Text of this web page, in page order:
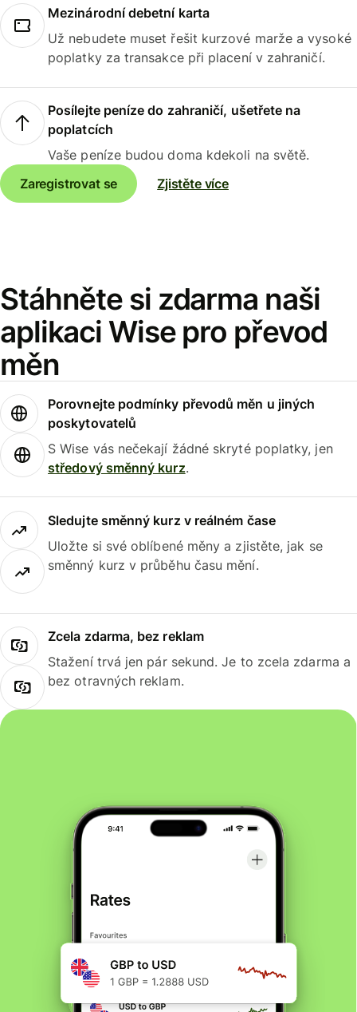
Mezinárodní debetní karta
Už nebudete muset řešit kurzové marže a vysoké
poplatky za transakce při placení v zahraničí.
Posílejte peníze do zahraničí, ušetřete na
poplatcích
Vaše peníze budou doma kdekoli na světě.
Zaregistrovat se
Zjistěte více
Stáhněte si zdarma naši
aplikaci Wise pro převod
měn
Porovnejte podmínky převodů měn u jiných
poskytovatelů
S Wise vás nečekají žádné skryté poplatky, jen
středový směnný kurz.
Sledujte směnný kurz v reálném čase
Uložte si své oblíbené měny a zjistěte, jak se
směnný kurz v průběhu času mění.
Zcela zdarma, bez reklam
Stažení trvá jen pár sekund. Je to zcela zdarma a
bez otravných reklam.